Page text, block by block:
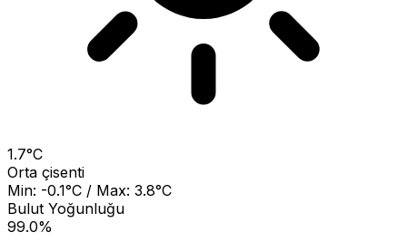
1.7°C
Orta çisenti
Min: -0.1°C / Max: 3.8°C
Bulut Yoğunluğu
99.0%